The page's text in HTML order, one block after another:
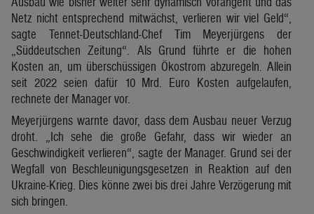
Netz nicht entsprechend mitwächst, verlieren wir viel Geld“,
sagte Tennet-Deutschland-Chef Tim Meyerjürgens der
„Süddeutschen Zeitung“. Als Grund führte er die hohen
Kosten an, um überschüssigen Ökostrom abzuregeln. Allein
seit 2022 seien dafür 10 Mrd. Euro Kosten aufgelaufen,
rechnete der Manager vor.
Meyerjürgens warnte davor, dass dem Ausbau neuer Verzug
droht. „Ich sehe die große Gefahr, dass wir wieder an
Geschwindigkeit verlieren“, sagte der Manager. Grund sei der
Wegfall von Beschleunigungsgesetzen in Reaktion auf den
Ukraine-Krieg. Dies könne zwei bis drei Jahre Verzögerung mit
sich bringen.